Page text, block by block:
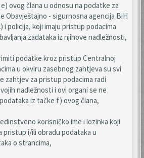
ovog člana u odnosu na podatke za
Obavještajno - sigurnosna agencija BiH
i policija, koji imaju pristup podacima
zadataka iz njihove nadležnosti,
podatke kroz pristup Centralnoj
u okviru zasebnog zahtjeva su svi
zahtjev za pristup podacima radi
nadležnosti i ovi organi se ne
iz tačke f) ovog člana,
korisničko ime i lozinka koji
pristup i/ili obradu podataka u
o strancima,